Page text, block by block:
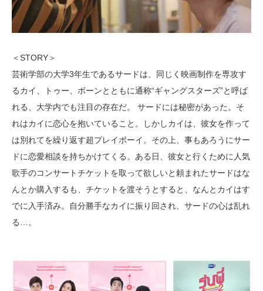
＜STORY＞
芸術学部の大学3年生であるサードは、同じく映画制作を専攻す
るカイ、トゥー、ボーンとともに通称“ギャングスターズ”と呼ば
れる、大学内でも注目の存在だ。 サードには秘密があった。そ
れはカイに恋心を抱いていること。しかしカイは、彼女を作って
は別れてを繰り返す超プレイボーイ。その上、事もあろうにサー
ドに恋愛相談を持ちかけてくる。ある日、彼女と行くために人気
歌手のコンサートチケットを取って欲しいと頼まれたサードはな
んとか購入するも、チケットを渡そうとすると、なんとカイはす
でに入手済み。自分勝手なカイに振り回され、サードの心は乱れ
る…。